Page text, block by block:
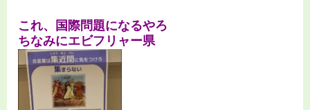
これ、国際問題になるやろ
ちなみにエビフリャー県